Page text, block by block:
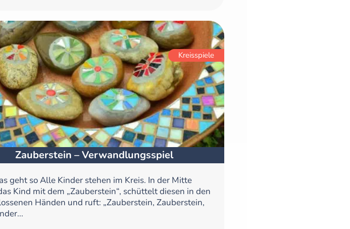
Kreisspiele
Zauberstein – Verwandlungsspiel
geht so Alle Kinder stehen im Kreis. In der Mitte
Kind mit dem „Zauberstein“, schüttelt diesen in den
Händen und ruft: „Zauberstein, Zauberstein,